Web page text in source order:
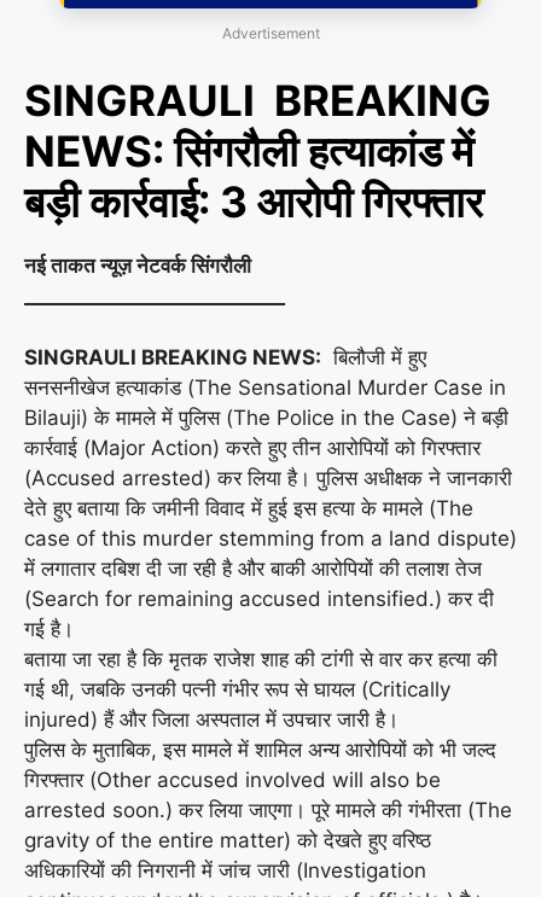
Advertisement
SINGRAULI BREAKING
NEWS: सिंगरौली हत्याकांड में
बड़ी कार्रवाई: 3 आरोपी गिरफ्तार
नई ताकत न्यूज़ नेटवर्क सिंगरौली
SINGRAULI BREAKING NEWS: बिलौजी में हुए
सनसनीखेज हत्याकांड (The Sensational Murder Case in
Bilauji) के मामले में पुलिस (The Police in the Case) ने बड़ी
कार्रवाई (Major Action) करते हुए तीन आरोपियों को गिरफ्तार
(Accused arrested) कर लिया है। पुलिस अधीक्षक ने जानकारी
देते हुए बताया कि जमीनी विवाद में हुई इस हत्या के मामले (The
case of this murder stemming from a land dispute)
में लगातार दबिश दी जा रही है और बाकी आरोपियों की तलाश तेज
(Search for remaining accused intensified.) कर दी
गई है।
बताया जा रहा है कि मृतक राजेश शाह की टांगी से वार कर हत्या की
गई थी, जबकि उनकी पत्नी गंभीर रूप से घायल (Critically
injured) हैं और जिला अस्पताल में उपचार जारी है।
पुलिस के मुताबिक, इस मामले में शामिल अन्य आरोपियों को भी जल्द
गिरफ्तार (Other accused involved will also be
arrested soon.) कर लिया जाएगा। पूरे मामले की गंभीरता (The
gravity of the entire matter) को देखते हुए वरिष्ठ
अधिकारियों की निगरानी में जांच जारी (Investigation